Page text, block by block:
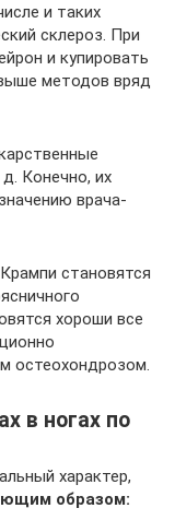
и таких
склероз. При
и купировать
методов вряд
Конечно, их
врача-
становятся
хороши все
остеохондрозом.
в ногах по
характер,
образом: